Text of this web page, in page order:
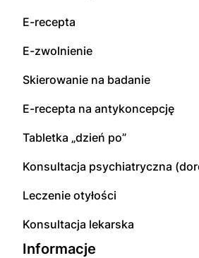
E-recepta
E-zwolnienie
Skierowanie na badanie
E-recepta na antykoncepcję
Tabletka „dzień po”
Konsultacja psychiatryczna
Leczenie otyłości
Konsultacja lekarska
Informacje